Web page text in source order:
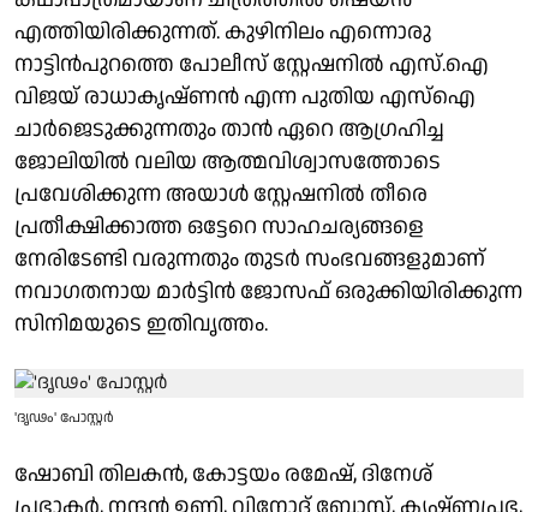
എത്തിയിരിക്കുന്നത്. കുഴിനിലം എന്നൊരു
നാട്ടിൻപുറത്തെ പോലീസ് സ്റ്റേഷനിൽ എസ്.ഐ
വിജയ് രാധാകൃഷ്ണൻ എന്ന പുതിയ എസ്ഐ
ചാർജെടുക്കുന്നതും താൻ ഏറെ ആഗ്രഹിച്ച
ജോലിയിൽ വലിയ ആത്മവിശ്വാസത്തോടെ
പ്രവേശിക്കുന്ന അയാള്‍ സ്റ്റേഷനിൽ തീരെ
പ്രതീക്ഷിക്കാത്ത ഒട്ടേറെ സാഹചര്യങ്ങളെ
നേരിടേണ്ടി വരുന്നതും തുടര്‍ സംഭവങ്ങളുമാണ്
നവാഗതനായ മാർട്ടിൻ ജോസഫ് ഒരുക്കിയിരിക്കുന്ന
സിനിമയുടെ ഇതിവൃത്തം.
'ദൃഢം' പോസ്റ്റർ
ഷോബി തിലകൻ, കോട്ടയം രമേഷ്, ദിനേശ്